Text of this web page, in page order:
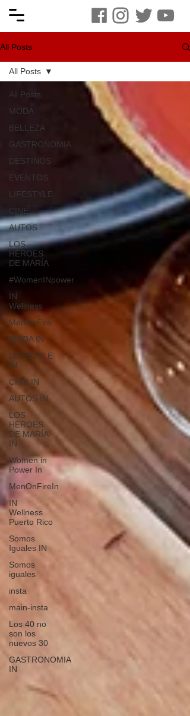
All Posts
All Posts
MODA
BELLEZA
GASTRONOMIA
DESTINOS
EVENTOS
LIFESTYLE
CINE
AUTOS
LOS
HÉROES
DE MARÍA
#WomenINpower
IN
Wellness
MenOnFire
MODA IN
LIFESTYLE
IN
CINE IN
AUTOS IN
LOS
HÉROES
DE MARÍA
IN
Women in
Power In
MenOnFireIn
IN
Wellness
Puerto Rico
Somos
Iguales IN
Somos
iguales
insta
main-insta
Los 40 no
son los
nuevos 30
GASTRONOMIA
IN
All Posts